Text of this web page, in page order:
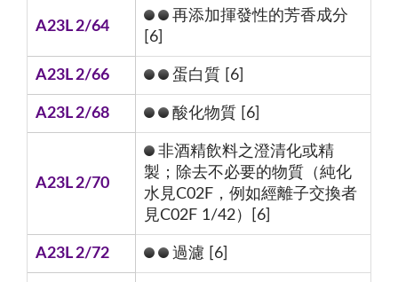
A23L 2/64
再添加揮發性的芳香成分
[6]
A23L 2/66 蛋白質 [6]
A23L 2/68 酸化物質 [6]
A23L 2/70
非酒精飲料之澄清化或精
製；除去不必要的物質（純化
水見C02F，例如經離子交換者
見C02F 1/42）[6]
A23L 2/72 過濾 [6]